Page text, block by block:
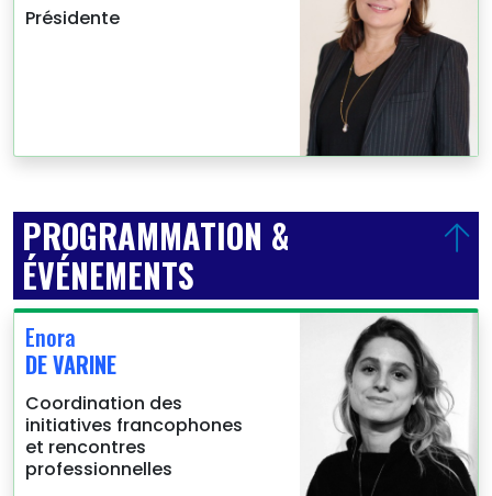
Présidente
PROGRAMMATION &
ÉVÉNEMENTS
Enora
DE VARINE
Coordination des
initiatives francophones
et rencontres
professionnelles